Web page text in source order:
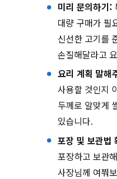
미리 문의하기:
대량 구매가 필
신선한 고기를
손질해달라고
요리 계획 말해
사용할 것인지
두께로 알맞게
있습니다.
포장 및 보관법
포장하고 보관
사장님께 여쭤